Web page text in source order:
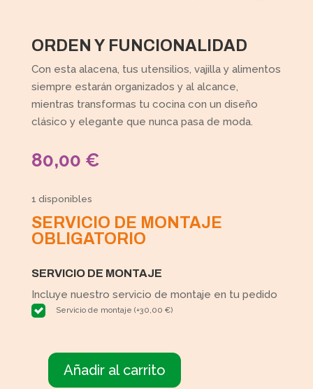
ORDEN Y FUNCIONALIDAD
Con esta alacena, tus utensilios, vajilla y alimentos
siempre estarán organizados y al alcance,
mientras transformas tu cocina con un diseño
clásico y elegante que nunca pasa de moda.
80,00 €
1 disponibles
SERVICIO DE MONTAJE
OBLIGATORIO
SERVICIO DE MONTAJE
Incluye nuestro servicio de montaje en tu pedido
Servicio de montaje (+30,00 €)
AlacenaAñadir al carrito